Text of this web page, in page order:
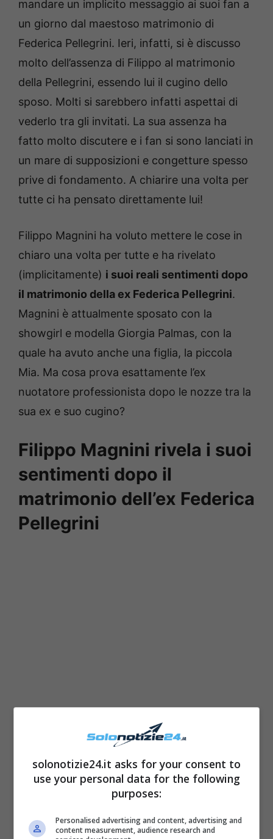
mandare un implicito messaggio ai suoi fan a
un giorno dal maestoso matrimonio di
Federica Pellegrini. Ieri, infatti, si è discusso
molto dell’assenza di Filippo al matrimonio
della Pellegrini, essendo lui il cugino dello
sposo. Molti si sarebbero infatti aspettai di
vederlo tra gli invitati. La sua assenza ha
fatto molto discutere e i fan si sono lanciati in
un mare di supposizioni e congetture spesso
prive di fondamento. A chiarire una volta per
tutte ci ha pensato direttamente lui!
Filippo Magnini ha voluto mettere le cose in
chiaro una volta per tutte e ha rivelato
(implicitamente) i suoi reali sentimenti dopo
il matrimonio della ex Federica Pellegrini.
Magnini è attualmente sposato con la
showgirl e modella Giorgia Palmas, con la
quale ha avuto anche una figlia, la piccola
Mia. Ma cosa prova esattamente l’ex
nuotatore professionista dopo le nozze tra la
sua ex e suo cugino?
Filippo Magnini rivela i suoi
sentimenti dopo il
matrimonio dell’ex Federica
Pellegrini
Filippo Magnini ha voluto chiarire una volta
per tutte i suoi sentimenti nei confronti dell’ex
Federica Pellegrini
pubblicando una foto
molto significativa che non è certo sfuggita
solonotizie24.it asks for your consent to
use your personal data for the following
purposes:
Personalised advertising and content, advertising and
content measurement, audience research and